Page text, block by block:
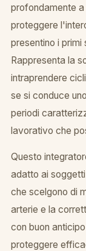
profondamente
proteggere
presentino i
Rappresenta la
intraprendere
se si conduce
periodi
lavorativo che
Questo
adatto ai
che scelgono di
arterie e la
con buon
proteggere